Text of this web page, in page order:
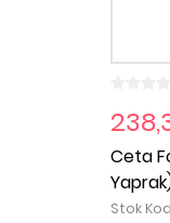
Ceta
Stok